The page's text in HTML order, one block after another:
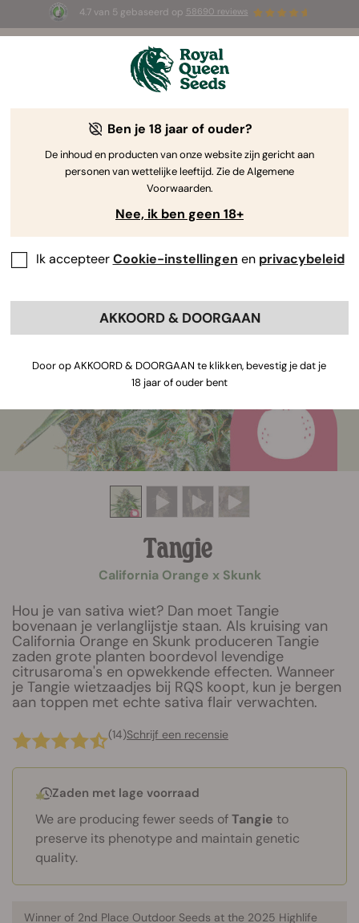
4.7 van 5 gebaseerd op 58690 reviews
3 White Widow Auto zaadjesGRATIS voor de
Tangie
California Orange x Skunk
Hou je van sativa wiet? Dan moet Tangie
bovenaan je verlanglijstje staan. Als kruising van
California Orange en Skunk produceren Tangie
zaden grote planten boordevol levendige
citrusaroma's en opwekkende effecten. Wanneer
je Tangie wietzaadjes bij RQS koopt, kun je bergen
aan toppen met echte sativa flair verwachten.
(14)Schrijf een recensie
Zaden met lage voorraad
We are producing fewer seeds ofTangie to
preserve its phenotype and maintain genetic
quality.
Winner of 2nd Place Outdoor Seeds at the 2025 Highlife
Ben je 18 jaar of ouder?
De inhoud en producten van onze website zijn gericht aan
personen van wettelijke leeftijd. Zie de Algemene
Voorwaarden.
Nee, ik ben geen 18+
Ik accepteerCookie-instellingen en privacybeleid
AKKOORD & DOORGAAN
Door op AKKOORD & DOORGAAN te klikken, bevestig je dat je
18 jaar of ouder bent